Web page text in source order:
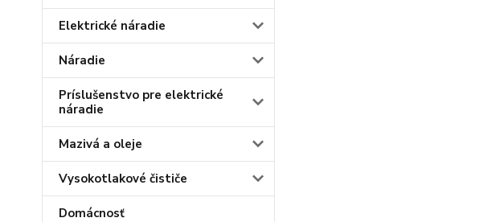
Elektrické náradie
Náradie
Príslušenstvo pre elektrické
náradie
Mazivá a oleje
Vysokotlakové čističe
Domácnosť